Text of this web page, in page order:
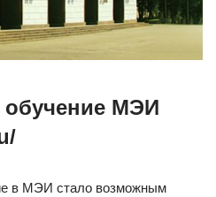
обучение МЭИ
в МЭИ стало возможным